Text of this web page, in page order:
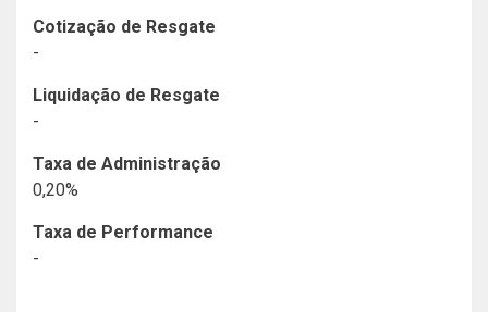
Cotização de Resgate
-
Liquidação de Resgate
-
Taxa de Administração
0,20%
Taxa de Performance
-